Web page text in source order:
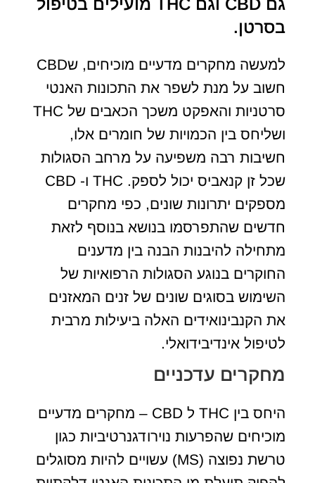
גם CBD וגם THC מועילים בטיפול
בסרטן.
למעשה מחקרים מדעיים מוכיחים, שCBD
חשוב על מנת לשפר את התכונות האנטי
סרטניות והאפקט משכך הכאבים של THC
ושליחס בין הכמויות של חומרים אלו,
חשיבות רבה משפיעה על מרחב הסגולות
שכל זן קנאביס יכול לספק. THC ו- CBD
מספקים יתרונות שונים, כפי מחקרים
חדשים שהתפרסמו בנושא בנוסף לזאת
מתחילה להיבנות הבנה בין מדענים
החוקרים בנוגע הסגולות הרפואיות של
השימוש בסוגים שונים של זנים המאזנים
את הקנבינואידים האלה ביעילות מרבית
לטיפול אינדיבידואלי.
מחקרים עדכניים
היחס בין THC ל CBD – מחקרים מדעיים
מוכיחים שהפרעות נוירודגנרטיביות כגון
טרשת נפוצה (MS) עשויים להיות מסוגלים